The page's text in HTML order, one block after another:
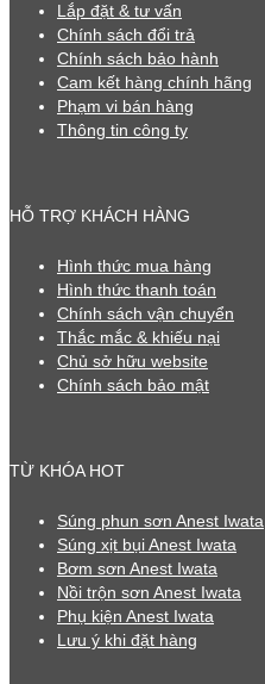
Lắp đặt & tư vấn
Chính sách đổi trả
Chính sách bảo hành
Cam kết hàng chính hãng
Phạm vi bán hàng
Thông tin công ty
HỖ TRỢ KHÁCH HÀNG
Hình thức mua hàng
Hình thức thanh toán
Chính sách vận chuyển
Thắc mắc & khiếu nại
Chủ sở hữu website
Chính sách bảo mật
TỪ KHÓA HOT
Súng phun sơn Anest Iwata
Súng xịt bụi Anest Iwata
Bơm sơn Anest Iwata
Nồi trộn sơn Anest Iwata
Phụ kiện Anest Iwata
Lưu ý khi đặt hàng